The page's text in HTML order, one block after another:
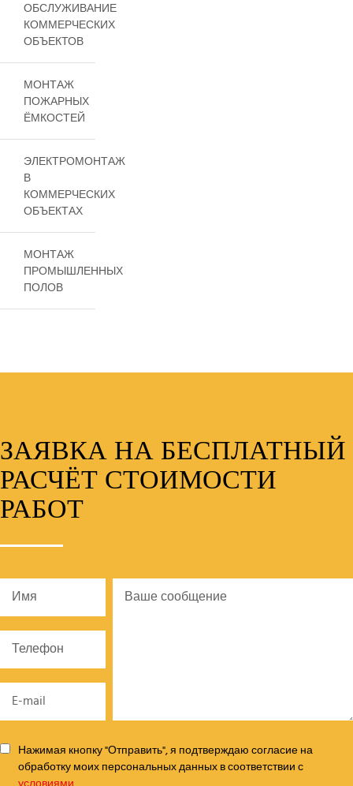
ОБСЛУЖИВАНИЕ
КОММЕРЧЕСКИХ
ОБЪЕКТОВ
МОНТАЖ
ПОЖАРНЫХ
ЁМКОСТЕЙ
ЭЛЕКТРОМОНТАЖ
В
КОММЕРЧЕСКИХ
ОБЪЕКТАХ
МОНТАЖ
ПРОМЫШЛЕННЫХ
ПОЛОВ
ЗАЯВКА НА БЕСПЛАТНЫЙ
РАСЧЁТ СТОИМОСТИ
РАБОТ
Нажимая кнопку "Отправить", я подтверждаю согласие на
обработку моих персональных данных в соответствии с